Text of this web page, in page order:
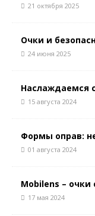
21 октября 2025
Очки и
24 июня 2025
Наслаждаемся
15 августа 2024
Формы оправ:
01 августа 2024
Mobilens –
17 мая 2024